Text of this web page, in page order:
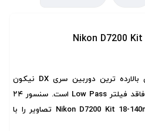
جایگزین بالارده ترین دوربین سری DX نیکون
یعنی D7100 است. این دوربین فاقد فیلتر Low Pass است. سنسور ۲۴
مگاپیکسلی دوربین نیکون Nikon D7200 Kit 18-140mm تصاویر را با